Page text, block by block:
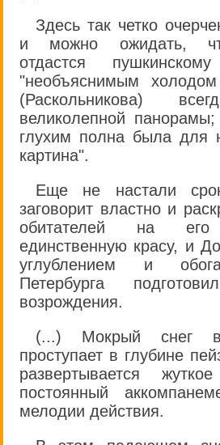
Здесь так четко
и можно ожидать,
отдастся
"необъяснимым
(Раскольникова)
великолепной
глухим полна была для
картина".
Еще не настали
заговорит властно и
обитателей на его
единственную красу, и
углублением и
Петербурга
возрождения.
(...) Мокрый снег
проступает в глубине
развертывается
постоянный
мелодии действия.